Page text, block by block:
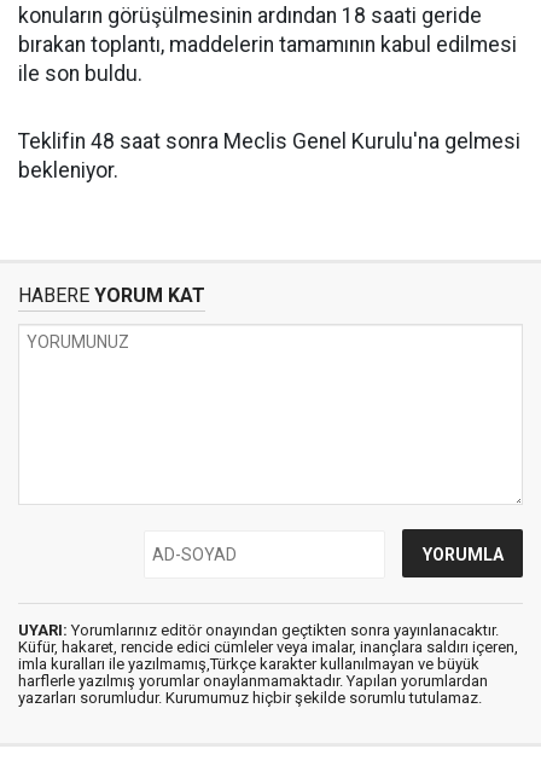
konuların görüşülmesinin ardından 18 saati geride
bırakan toplantı, maddelerin tamamının kabul edilmesi
ile son buldu.
Teklifin 48 saat sonra Meclis Genel Kurulu'na gelmesi
bekleniyor.
HABERE YORUM KAT
UYARI: Yorumlarınız editör onayından geçtikten sonra yayınlanacaktır.
Küfür, hakaret, rencide edici cümleler veya imalar, inançlara saldırı içeren,
imla kuralları ile yazılmamış,Türkçe karakter kullanılmayan ve büyük
harflerle yazılmış yorumlar onaylanmamaktadır. Yapılan yorumlardan
yazarları sorumludur. Kurumumuz hiçbir şekilde sorumlu tutulamaz.